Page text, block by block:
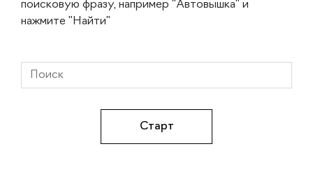
поисковую фразу, например "Автовышка" и
нажмите "Найти"